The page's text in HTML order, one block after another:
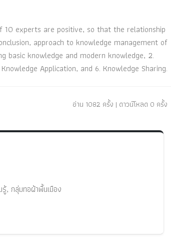
experts are positive, so that the relationship
approach to knowledge management of
basic knowledge and modern knowledge, 2.
Application, and 6. Knowledge Sharing.
อ่าน 1082 ครั้ง | ดาวน์โหลด 0 ครั้ง
, กลุ่มทอผ้าพื้นเมือง